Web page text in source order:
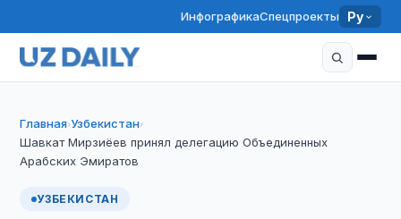
ИнфографикаСпецпроекты Ру
Главная›Узбекистан›
Шавкат Мирзиёев принял делегацию Объединенных
Арабских Эмиратов
УЗБЕКИСТАН